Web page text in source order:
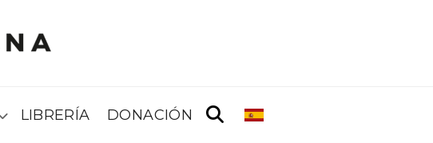
Submenú
LIBRERÍA DONACIÓN